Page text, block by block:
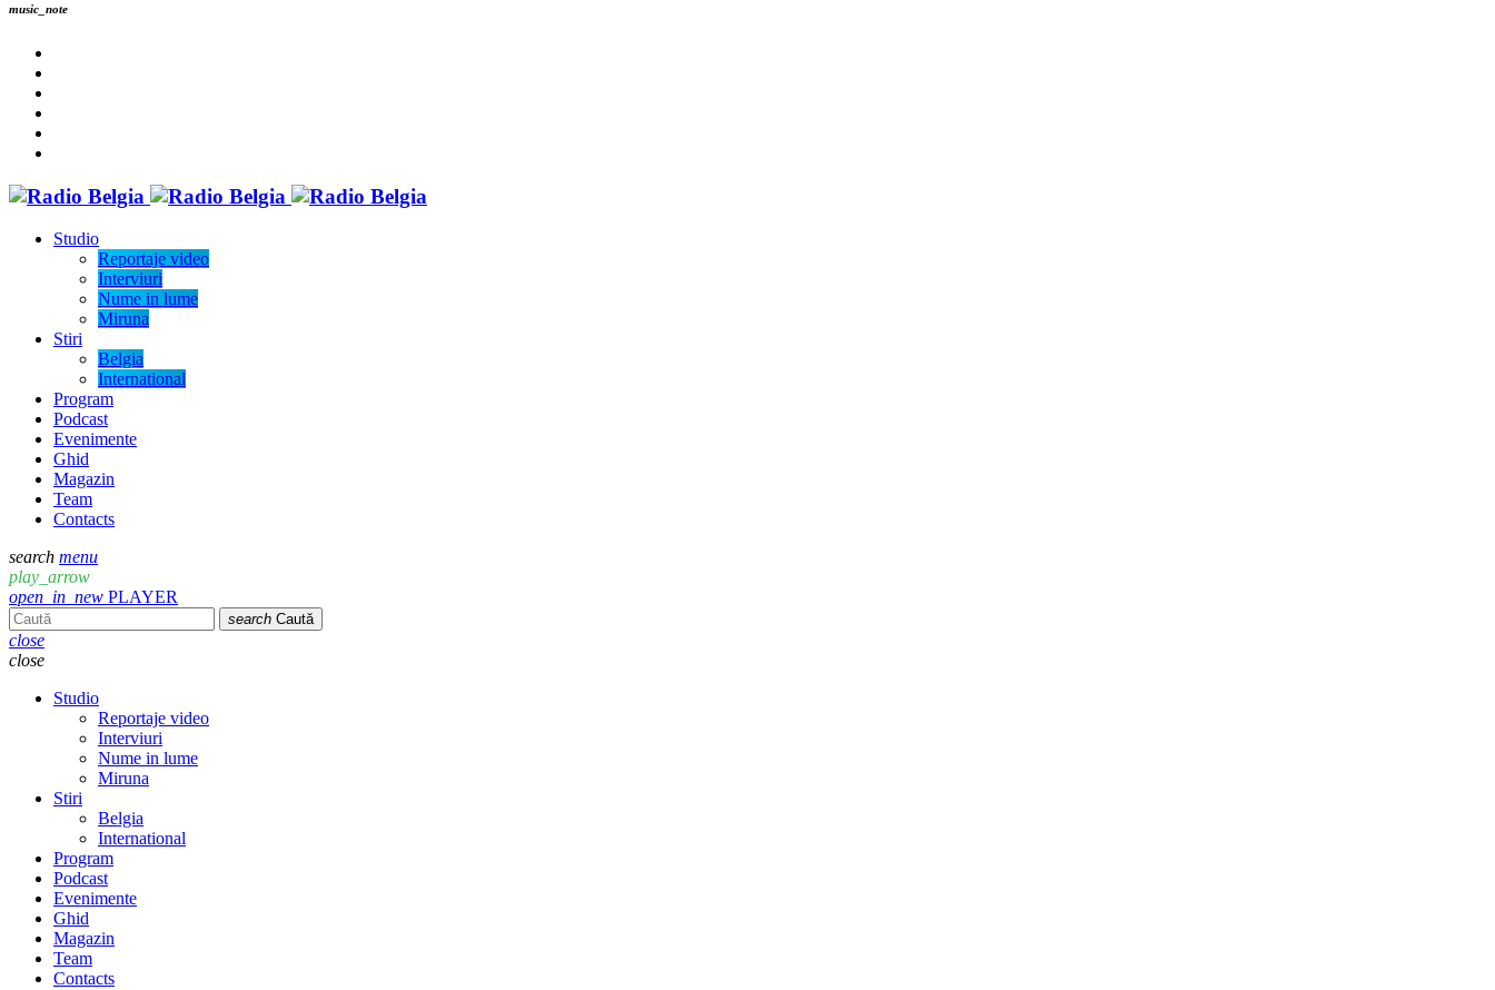
music_note
Studio
Reportaje video
Interviuri
Nume in lume
Miruna
Stiri
Belgia
International
Program
Podcast
Evenimente
Ghid
Magazin
Team
Contacts
search menu
play_arrow
open_in_new PLAYER
search Caută
close
close
Studio
Reportaje video
Interviuri
Nume in lume
Miruna
Stiri
Belgia
International
Program
Podcast
Evenimente
Ghid
Magazin
Team
Contacts